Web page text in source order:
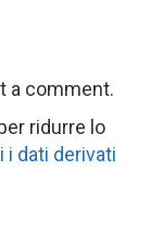
a comment.
ridurre lo
i dati derivati